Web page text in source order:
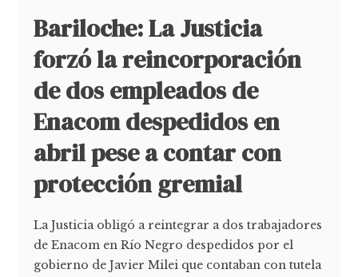
Bariloche: La Justicia
forzó la reincorporación
de dos empleados de
Enacom despedidos en
abril pese a contar con
protección gremial
La Justicia obligó a reintegrar a dos trabajadores
de Enacom en Río Negro despedidos por el
gobierno de Javier Milei que contaban con tutela